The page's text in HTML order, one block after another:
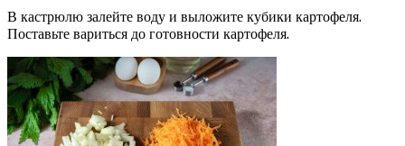
В кастрюлю залейте воду и выложите кубики картофеля.
Поставьте вариться до готовности картофеля.